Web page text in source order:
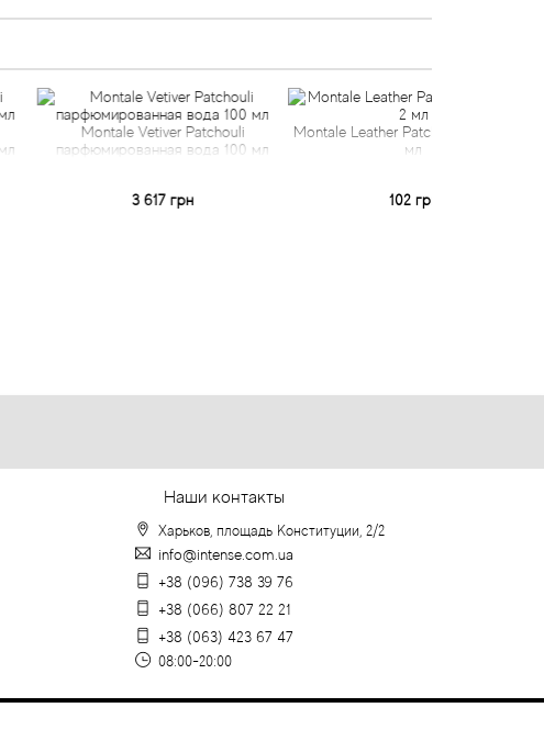
Montale Vetiver Patchouli
вода 100 мл
Montale Leather Patchouli пробник 2
Наши контакты
Харьков, площадь Конституции, 2/2
info@intense.com.ua
+38 (096) 738 39 76
+38 (066) 807 22 21
+38 (063) 423 67 47
08:00-20:00